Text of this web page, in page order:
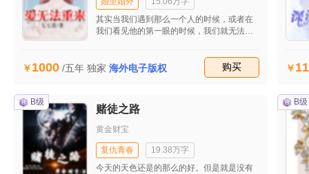
其实当我们遇到那么一个人的时候，或者在
我们看见他的第一眼的时候，我们就无法淄
知道了，我是一个悲催的人，但是我却不知
道了跟他在一起却是更加的悲催，更加的彷
反顾的选择了飞蛾扑火，或者只是因为太
爱，我们才会这般的执迷不悔。 虽然已经到
了这个地步，但是我仿佛从未后悔我爱过这
样一个男人，他是我这短暂一生中写下的最
绚烂的一笔。 我却只是他那绚烂的人生的一
个匆匆的过客而已，还是一个人家不会记住
的过客而已！ 当爱，再也无法回头的时候，
1000 /五年 独家 海外电子版权 购买
B级
赌徒之路
黄金财宝
复仇青春
19.38万字
今天的天色还是的那么的好。但是就是没有
B级